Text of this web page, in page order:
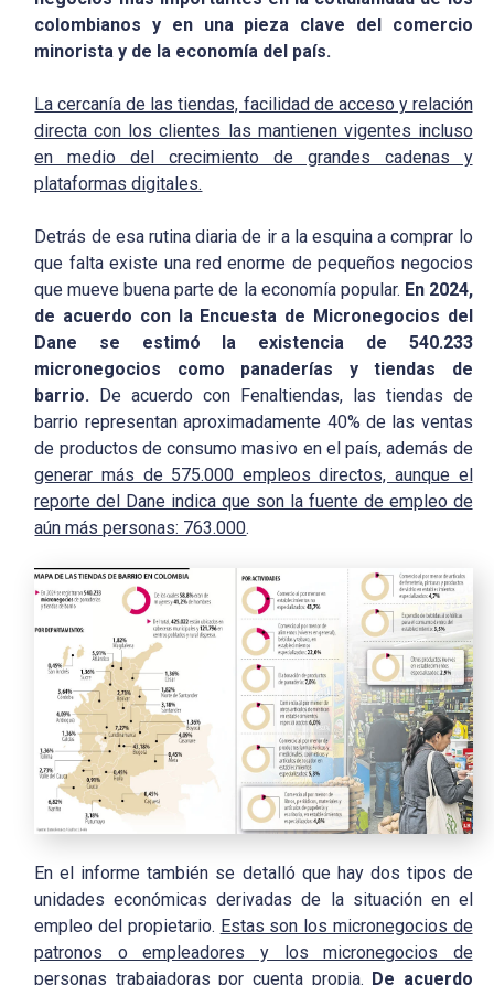
colombianos y en una pieza clave del comercio
minorista y de la economía del país.
La cercanía de las tiendas, facilidad de acceso y relación
directa con los clientes las mantienen vigentes incluso
en medio del crecimiento de grandes cadenas y
plataformas digitales.
Detrás de esa rutina diaria de ir a la esquina a comprar lo
que falta existe una red enorme de pequeños negocios
que mueve buena parte de la economía popular. En 2024,
de acuerdo con la Encuesta de Micronegocios del
Dane se estimó la existencia de 540.233
micronegocios como panaderías y tiendas de
barrio. De acuerdo con Fenaltiendas, las tiendas de
barrio representan aproximadamente 40% de las ventas
de productos de consumo masivo en el país, además de
generar más de 575.000 empleos directos, aunque el
reporte del Dane indica que son la fuente de empleo de
aún más personas: 763.000.
En el informe también se detalló que hay dos tipos de
unidades económicas derivadas de la situación en el
empleo del propietario. Estas son los micronegocios de
patronos o empleadores y los micronegocios de
personas trabajadoras por cuenta propia. De acuerdo